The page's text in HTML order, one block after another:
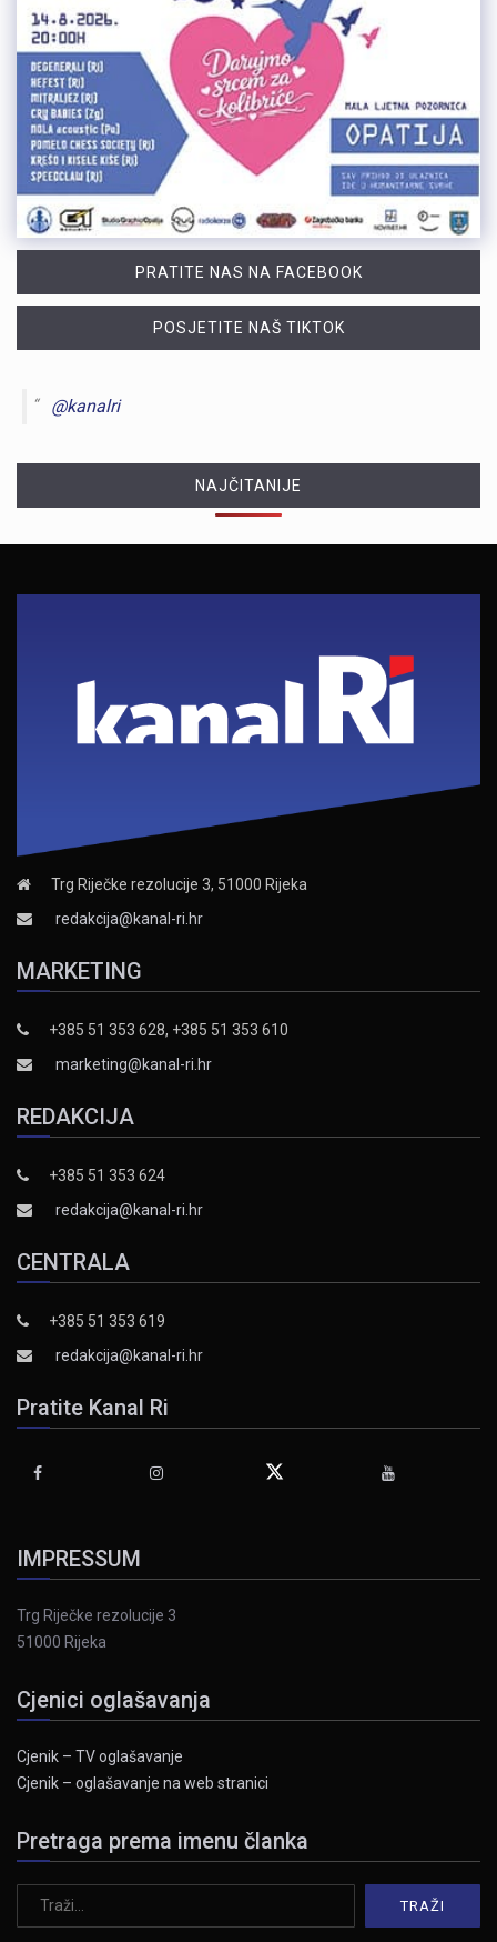
PRATITE NAS NA FACEBOOK
POSJETITE NAŠ TIKTOK
@kanalri
NAJČITANIJE
Trg Riječke rezolucije 3, 51000 Rijeka
redakcija@kanal-ri.hr
MARKETING
+385 51 353 628, +385 51 353 610
marketing@kanal-ri.hr
REDAKCIJA
+385 51 353 624
redakcija@kanal-ri.hr
CENTRALA
+385 51 353 619
redakcija@kanal-ri.hr
Pratite Kanal Ri
IMPRESSUM
Trg Riječke rezolucije 3
51000 Rijeka
Cjenici oglašavanja
Cjenik – TV oglašavanje
Cjenik – oglašavanje na web stranici
Pretraga prema imenu članka